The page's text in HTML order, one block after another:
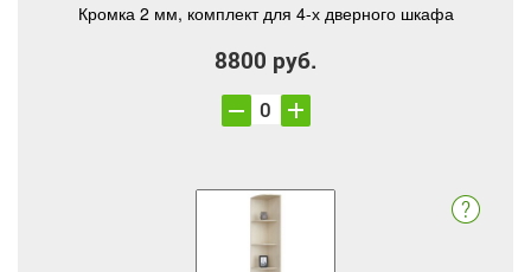
Кромка 2 мм, комплект для 4-х дверного шкафа
8800 руб.